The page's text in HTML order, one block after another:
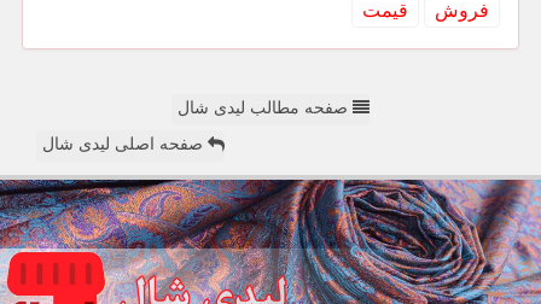
فروش
قیمت
صفحه مطالب لیدی شال
صفحه اصلی لیدی شال